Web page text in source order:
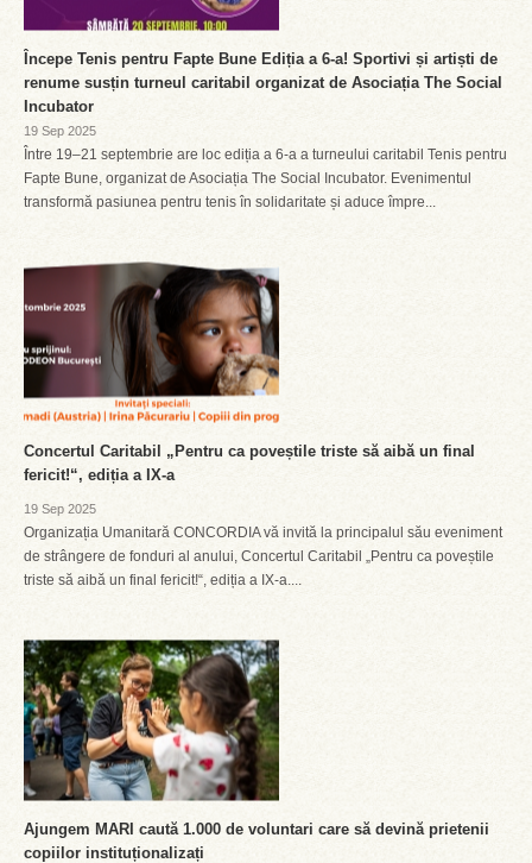
Începe Tenis pentru Fapte Bune Ediția a 6-a! Sportivi și artiști de
renume susțin turneul caritabil organizat de Asociația The Social
Incubator
19 Sep 2025
Între 19–21 septembrie are loc ediția a 6-a a turneului caritabil Tenis pentru
Fapte Bune, organizat de Asociația The Social Incubator. Evenimentul
transformă pasiunea pentru tenis în solidaritate și aduce împre...
Concertul Caritabil „Pentru ca poveștile triste să aibă un final
fericit!“, ediția a IX-a
19 Sep 2025
Organizația Umanitară CONCORDIA vă invită la principalul său eveniment
de strângere de fonduri al anului, Concertul Caritabil „Pentru ca poveștile
triste să aibă un final fericit!“, ediția a IX-a....
Ajungem MARI caută 1.000 de voluntari care să devină prietenii
copiilor instituționalizați